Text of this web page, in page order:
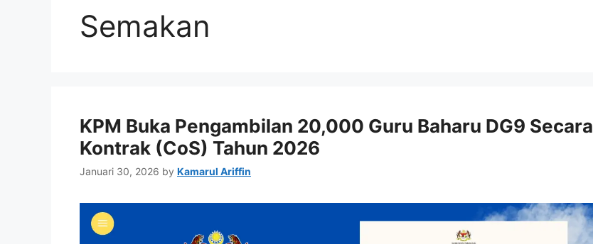
Semakan
KPM Buka Pengambilan 20,000 Guru Baharu DG9 Secara
Kontrak (CoS) Tahun 2026
Januari 30, 2026 by Kamarul Ariffin